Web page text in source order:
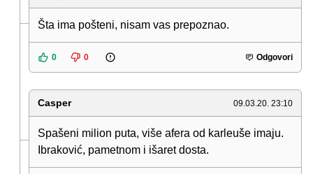
Šta ima pošteni, nisam vas prepoznao.
0 0 Odgovori
Casper 09.03.20. 23:10
Spašeni milion puta, više afera od karleuše imaju.
Ibraković, pametnom i išaret dosta.